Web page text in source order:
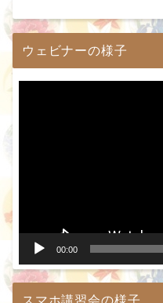
ウェビナーの様子
00:00